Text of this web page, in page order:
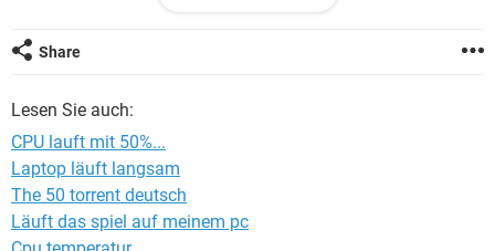
Treiber.
Share
Lesen Sie auch:
CPU lauft mit 50%...
Laptop läuft langsam
The 50 torrent deutsch
Läuft das spiel auf meinem pc